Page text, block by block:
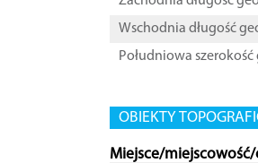
Wschodnia długość
Południowa
OBIEKTY
Miejsce/